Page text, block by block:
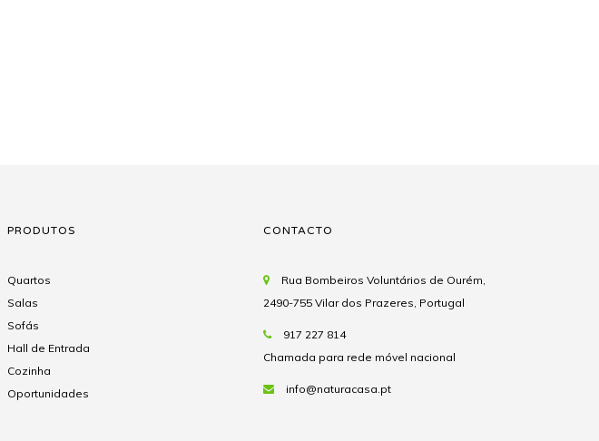
PRODUTOS
Quartos
Salas
Sofás
Hall de Entrada
Cozinha
Oportunidades
CONTACTO
Rua Bombeiros Voluntários de Ourém,
2490-755 Vilar dos Prazeres, Portugal
917 227 814
Chamada para rede móvel nacional
info@naturacasa.pt